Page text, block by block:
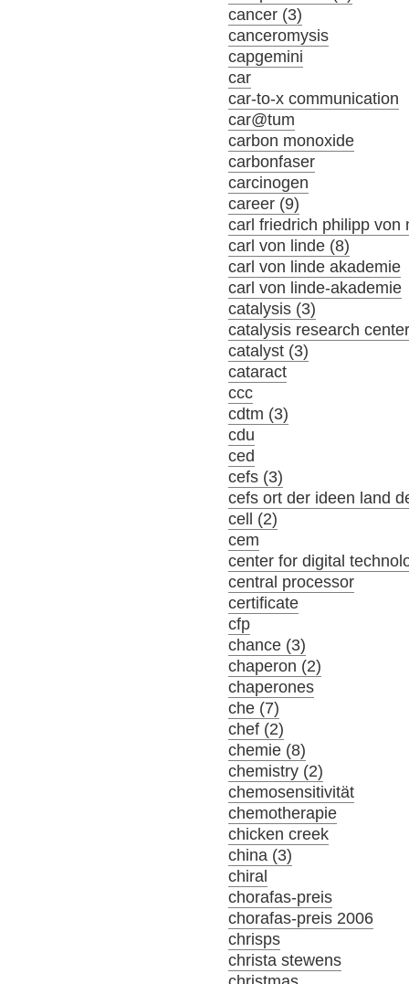
cancer (3)
canceromysis
capgemini
car
car-to-x communication
car@tum
carbon monoxide
carbonfaser
carcinogen
career (9)
carl friedrich philipp von
carl von linde (8)
carl von linde akademie
carl von linde-akademie
catalysis (3)
catalysis research
catalyst (3)
cataract
ccc
cdtm (3)
cdu
ced
cefs (3)
cefs ort der ideen land
cell (2)
cem
center for digital
central processor
certificate
cfp
chance (3)
chaperon (2)
chaperones
che (7)
chef (2)
chemie (8)
chemistry (2)
chemosensitivität
chemotherapie
chicken creek
china (3)
chiral
chorafas-preis
chorafas-preis 2006
chrisps
christa stewens